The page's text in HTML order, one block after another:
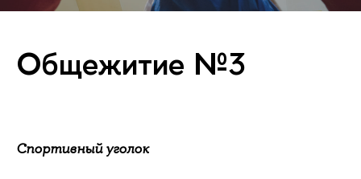
Общежитие №3
Спортивный уголок